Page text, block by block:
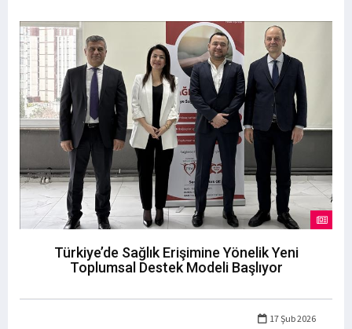
Türkiye’de Sağlık Erişimine Yönelik Yeni
Toplumsal Destek Modeli Başlıyor
17 Şub 2026